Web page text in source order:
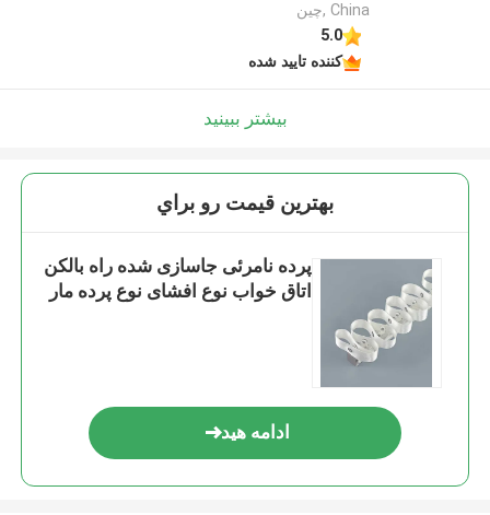
China ,چین
5.0
کننده تایید شده
بیشتر ببینید
بهترين قيمت رو براي
پرده نامرئی جاسازی شده راه بالکن
اتاق خواب نوع افشای نوع پرده مار
ادامه هید